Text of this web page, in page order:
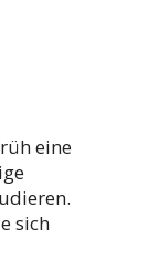
eine
sich